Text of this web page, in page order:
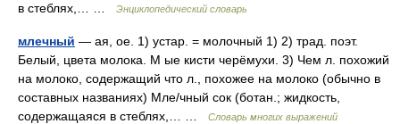
в стеблях,… …
Энциклопедический словарь
млечный — ая, ое. 1) устар. = молочный 1) 2) трад. поэт.
Белый, цвета молока. М ые кисти черёмухи. 3) Чем л. похожий
на молоко, содержащий что л., похожее на молоко (обычно в
составных названиях) Мле/чный сок (ботан.; жидкость,
содержащаяся в стеблях,… …
Словарь многих выражений